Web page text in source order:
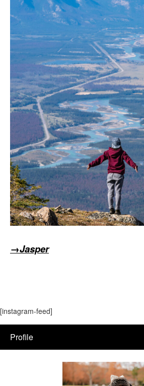
→Jasper
[instagram-feed]
Profile